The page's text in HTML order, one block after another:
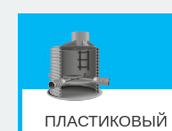
ПЛАСТИКОВЫЙ